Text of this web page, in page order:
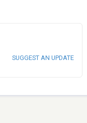
SUGGEST AN UPDATE